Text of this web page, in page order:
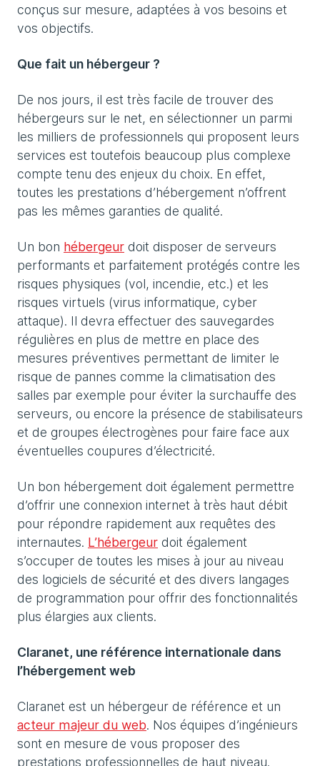
conçus sur mesure, adaptées à vos besoins et
vos objectifs.
Que fait un hébergeur ?
De nos jours, il est très facile de trouver des
hébergeurs sur le net, en sélectionner un parmi
les milliers de professionnels qui proposent leurs
services est toutefois beaucoup plus complexe
compte tenu des enjeux du choix. En effet,
toutes les prestations d’hébergement n’offrent
pas les mêmes garanties de qualité.
Un bon hébergeur doit disposer de serveurs
performants et parfaitement protégés contre les
risques physiques (vol, incendie, etc.) et les
risques virtuels (virus informatique, cyber
attaque). Il devra effectuer des sauvegardes
régulières en plus de mettre en place des
mesures préventives permettant de limiter le
risque de pannes comme la climatisation des
salles par exemple pour éviter la surchauffe des
serveurs, ou encore la présence de stabilisateurs
et de groupes électrogènes pour faire face aux
éventuelles coupures d’électricité.
Un bon hébergement doit également permettre
d’offrir une connexion internet à très haut débit
pour répondre rapidement aux requêtes des
internautes. L’hébergeur doit également
s’occuper de toutes les mises à jour au niveau
des logiciels de sécurité et des divers langages
de programmation pour offrir des fonctionnalités
plus élargies aux clients.
Claranet, une référence internationale dans
l’hébergement web
Claranet est un hébergeur de référence et un
acteur majeur du web. Nos équipes d’ingénieurs
sont en mesure de vous proposer des
prestations professionnelles de haut niveau.